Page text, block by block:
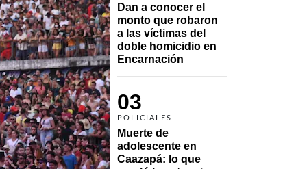
Dan a conocer el
monto que robaron
a las víctimas del
doble homicidio en
Encarnación
03
POLICIALES
Muerte de
adolescente en
Caazapá: lo que